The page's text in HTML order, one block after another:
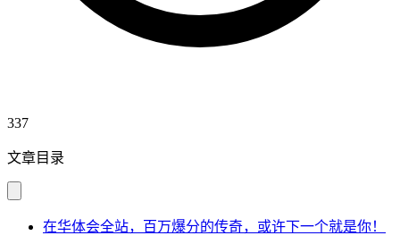
337
文章目录
在华体会全站，百万爆分的传奇，或许下一个就是你！